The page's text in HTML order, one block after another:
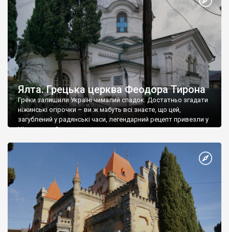
Ялта. Грецька церква Феодора Тирона
Греки залишили Україні чималий спадок. Достатньо згадати
ніжинські огірочки – ви ж мабуть всі знаєте, що цей,
загублений у радянські часи, легендарний рецепт привезли у
Ніжин греки?